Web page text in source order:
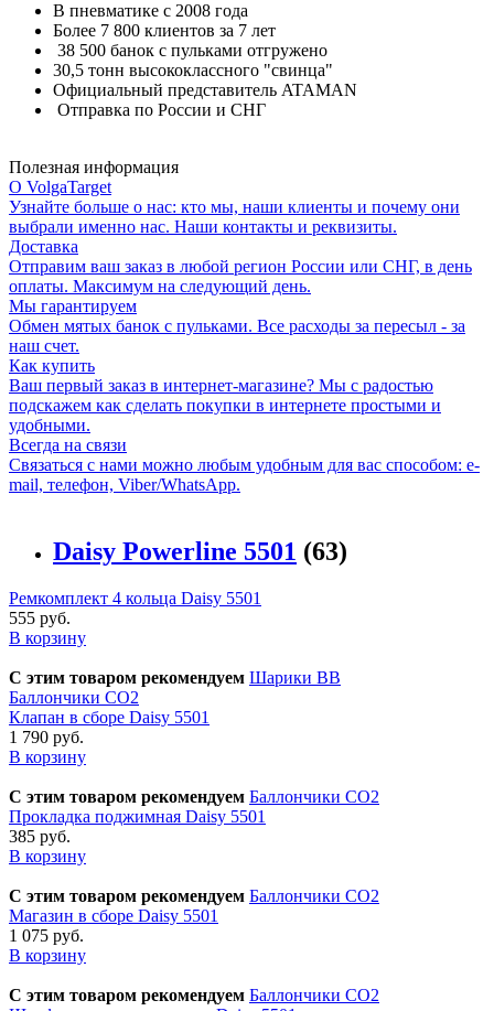
В пневматике с 2008 года
Более 7 800 клиентов за 7 лет
38 500 банок с пульками отгружено
30,5 тонн высококлассного "свинца"
Официальный представитель ATAMAN
Отправка по России и СНГ
Полезная информация
О VolgaTarget
Узнайте больше о нас: кто мы, наши клиенты и почему они
выбрали именно нас. Наши контакты и реквизиты.
Доставка
Отправим ваш заказ в любой регион России или СНГ, в день
оплаты. Максимум на следующий день.
Мы гарантируем
Обмен мятых банок с пульками. Все расходы за пересыл - за
наш счет.
Как купить
Ваш первый заказ в интернет-магазине? Мы с радостью
подскажем как сделать покупки в интернете простыми и
удобными.
Всегда на связи
Связаться с нами можно любым удобным для вас способом: e-
mail, телефон, Viber/WhatsApp.
Daisy Powerline 5501 (63)
Ремкомплект 4 кольца Daisy 5501
555 руб.
В корзину
С этим товаром рекомендуем Шарики BB
Баллончики CO2
Клапан в сборе Daisy 5501
1 790 руб.
В корзину
С этим товаром рекомендуем Баллончики CO2
Прокладка поджимная Daisy 5501
385 руб.
В корзину
С этим товаром рекомендуем Баллончики CO2
Магазин в сборе Daisy 5501
1 075 руб.
В корзину
С этим товаром рекомендуем Баллончики CO2